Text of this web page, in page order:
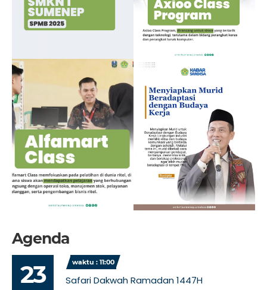
Agenda
23 waktu : 11:00
Safari Dakwah Ramadan 1447H